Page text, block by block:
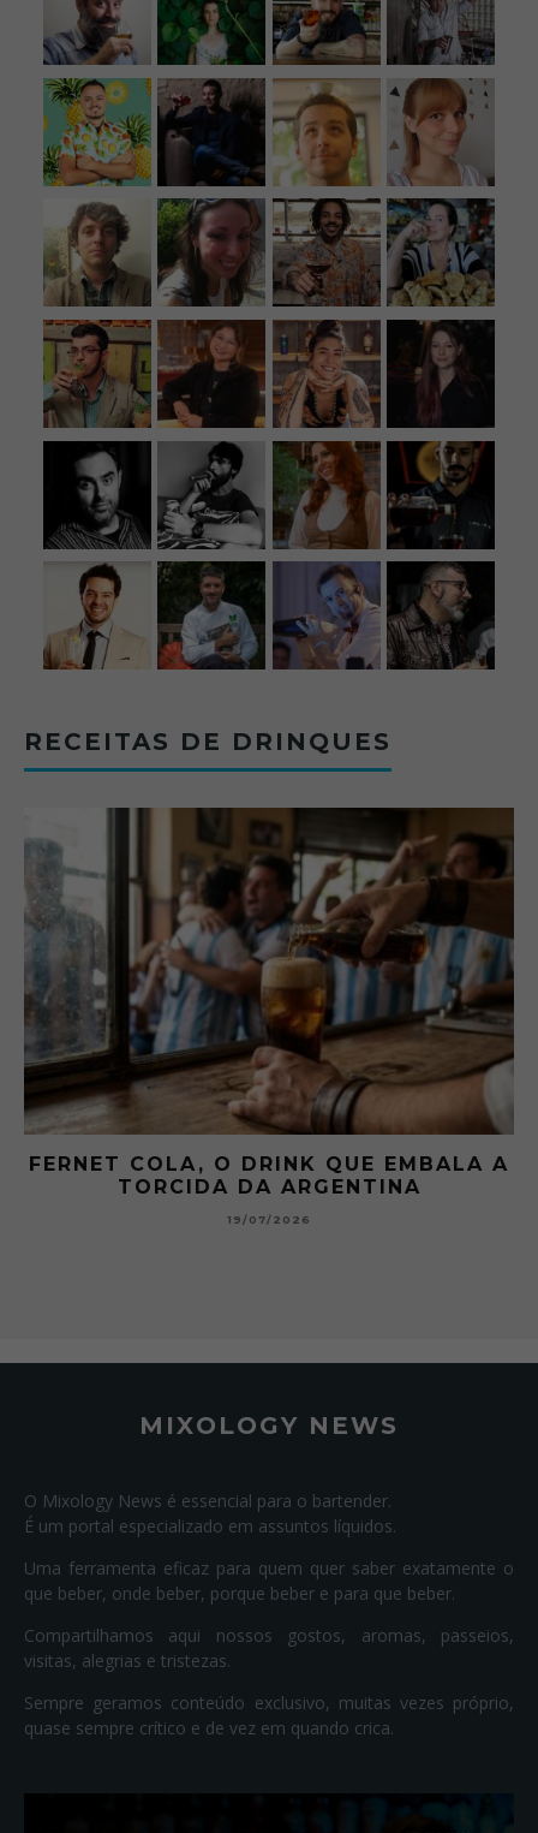
RECEITAS DE DRINQUES
GIBSON: O PICLES QUE MUDOU A
HISTÓRIA DOS MARTINI
15/07/2026
MIXOLOGY NEWS
O Mixology News é essencial para o bartender.
É um portal especializado em assuntos líquidos.
Uma ferramenta eficaz para quem quer saber exatamente o
que beber, onde beber, porque beber e para que beber.
Compartilhamos aqui nossos gostos, aromas, passeios,
visitas, alegrias e tristezas.
Sempre geramos conteúdo exclusivo, muitas vezes próprio,
quase sempre crítico e de vez em quando crica.